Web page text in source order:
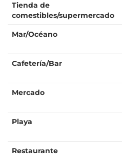
Tienda de
comestibles/supermercado
Mar/Océano
Cafetería/Bar
Mercado
Playa
Restaurante